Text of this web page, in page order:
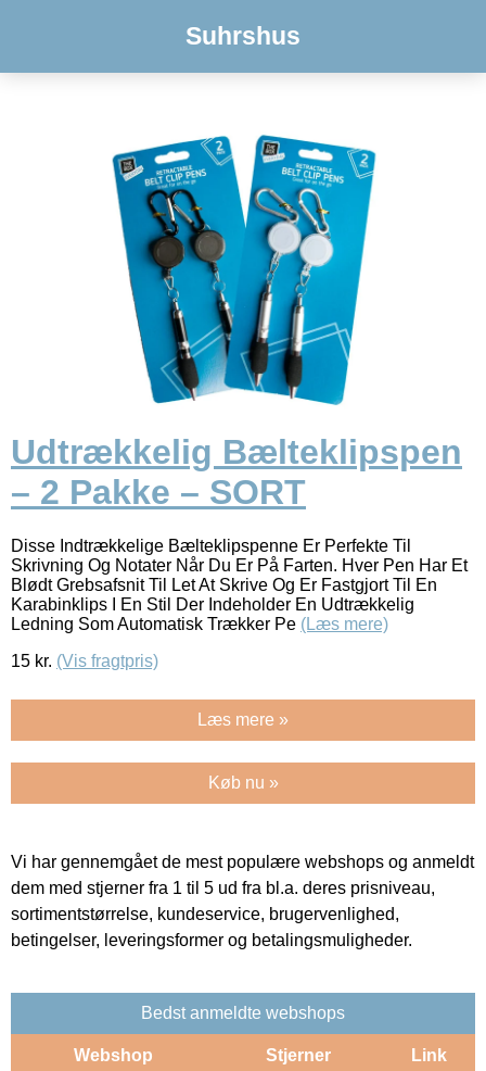
Suhrshus
Udtrækkelig Bælteklipspen
– 2 Pakke – SORT
Disse Indtrækkelige Bælteklipspenne Er Perfekte Til
Skrivning Og Notater Når Du Er På Farten. Hver Pen Har Et
Blødt Grebsafsnit Til Let At Skrive Og Er Fastgjort Til En
Karabinklips I En Stil Der Indeholder En Udtrækkelig
Ledning Som Automatisk Trækker Pe (Læs mere)
15 kr. (Vis fragtpris)
Læs mere »
Køb nu »
Vi har gennemgået de mest populære webshops og anmeldt
dem med stjerner fra 1 til 5 ud fra bl.a. deres prisniveau,
sortimentstørrelse, kundeservice, brugervenlighed,
betingelser, leveringsformer og betalingsmuligheder.
Bedst anmeldte webshops
Webshop Stjerner Link